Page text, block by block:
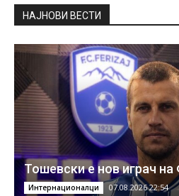
НAЈНОВИ ВЕСТИ
Тошевски е нов играч на
Интернационалци 07.08.2026 22:54